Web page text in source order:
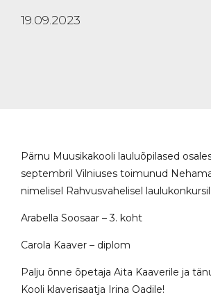
19.09.2023
Pärnu Muusikakooli lauluõpilased
septembril Vilniuses toimunud
nimelisel Rahvusvahelisel laulukonkursil.
Arabella Soosaar – 3. koht
Carola Kaaver – diplom
Palju õnne õpetaja Aita Kaaverile ja
Kooli klaverisaatja Irina Oadile!